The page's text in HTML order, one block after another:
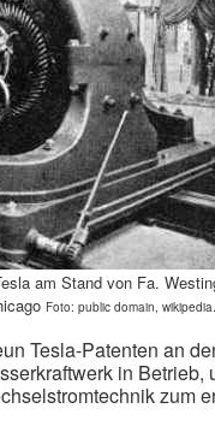
am Stand von Fa.
Foto: public domain,
Tesla-Patenten an
in Betrieb,
zum